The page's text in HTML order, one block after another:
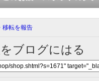
移転を報告
ブログにはる